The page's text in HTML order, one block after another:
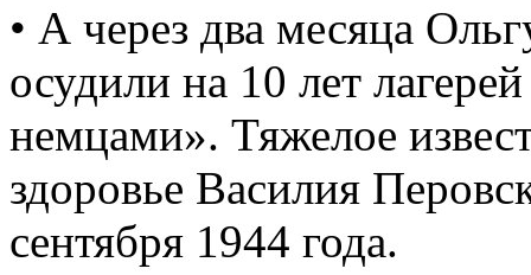
• А через два месяца
осудили на 10 лет
немцами». Тяжелое
здоровье Василия
сентября 1944 года.